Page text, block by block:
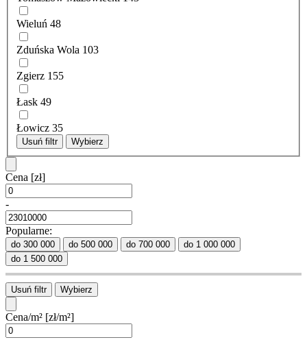
Wieluń 48
Zduńska Wola 103
Zgierz 155
Łask 49
Łowicz 35
Usuń filtr Wybierz
Cena [zł]
-
Popularne:
do 300 000 do 500 000 do 700 000
do 1 000 000
do 1 500 000
Usuń filtr Wybierz
Cena/m² [zł/m²]